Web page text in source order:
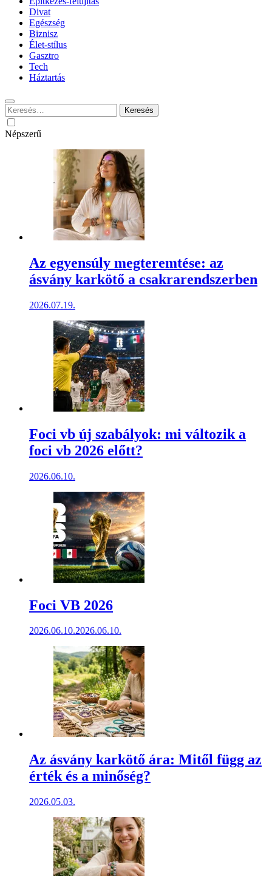
Divat
Egészség
Biznisz
Élet-stílus
Gasztro
Tech
Háztartás
Keresés:
Népszerű
Az egyensúly megteremtése: az
ásvány karkötő a csakrarendszerben
2026.07.19.
Foci vb új szabályok: mi változik a
foci vb 2026 előtt?
2026.06.10.
Foci VB 2026
2026.06.10.2026.06.10.
Az ásvány karkötő ára: Mitől függ az
érték és a minőség?
2026.05.03.